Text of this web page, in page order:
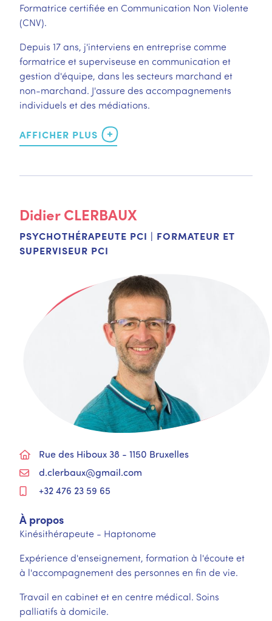
Formatrice certifiée en Communication Non Violente
(CNV).
Depuis 17 ans, j'interviens en entreprise comme
formatrice et superviseuse en communication et
gestion d'équipe, dans les secteurs marchand et
non-marchand. J'assure des accompagnements
individuels et des médiations.
DidierCLERBAUX
PSYCHOTHÉRAPEUTE PCI | FORMATEUR ET
SUPERVISEUR PCI
À propos
Kinésithérapeute - Haptonome
Expérience d'enseignement, formation à l'écoute et
à l'accompagnement des personnes en fin de vie.
Travail en cabinet et en centre médical. Soins
palliatifs à domicile.
Rue des Hiboux 38 - 1150 Bruxelles
d.clerbaux@gmail.com
+32 476 23 59 65